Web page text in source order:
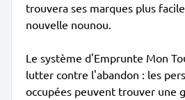
trouvera ses marques plus
nouvelle nounou.
Le système d'Emprunte Mon
lutter contre l'abandon : les
occupées peuvent trouver une